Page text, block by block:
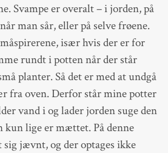
Svampe er overalt – i jorden, på
man sår, eller på selve frøene.
især hvis der er for
rundt i potten når der står
planter. Så det er med at undgå
fra oven. Derfor står mine potter
vand i og lader jorden suge den
kun lige er mættet. På denne
sig jævnt, og der optages ikke